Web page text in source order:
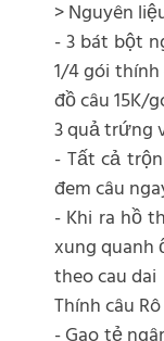
> Nguyên
- 3 bát bột
1/4 gói
đồ câu 15K/
3 quả trứng
- Tất cả
đem câu
- Khi ra hồ
xung quanh
theo cau dai
Thính câu